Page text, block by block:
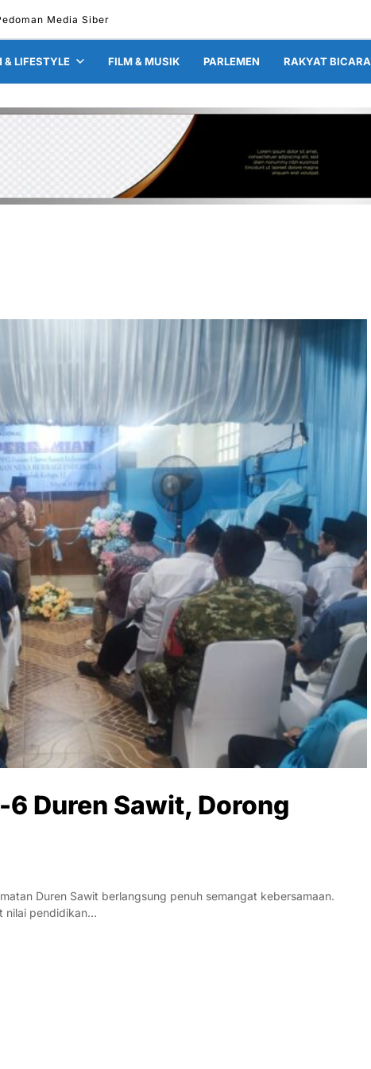
Media Siber
& LIFESTYLE FILM & MUSIK PARLEMEN RAKYAT BICARA
6 Duren Sawit, Dorong
Duren Sawit berlangsung penuh semangat kebersamaan.
nilai pendidikan…